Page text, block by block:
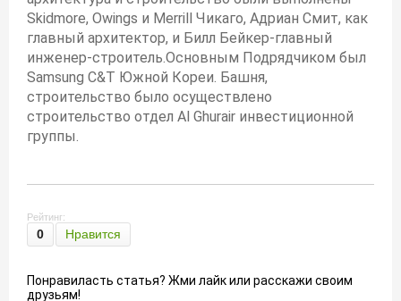
Skidmore, Owings и Merrill Чикаго, Адриан Смит, как
главный архитектор, и Билл Бейкер-главный
инженер-строитель.Основным Подрядчиком был
Samsung C&T Южной Кореи. Башня,
строительство было осуществлено
строительство отдел Al Ghurair инвестиционной
группы.
Рейтинг:
0 Нравится
Понравиласть статья? Жми лайк или расскажи своим
друзьям!